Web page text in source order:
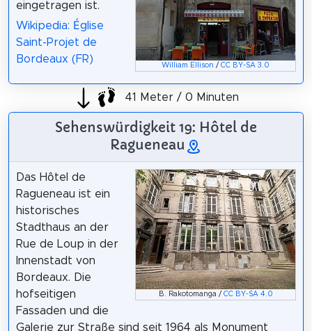
William Ellison /CC BY-SA 3.0
eingetragen ist.
Wikipedia: Église
Saint-Projet de
Bordeaux (FR)
41 Meter / 0 Minuten
Sehenswürdigkeit 19: Hôtel de
Ragueneau
B. Rakotomanga / CC BY-SA 4.0
Das Hôtel de
Ragueneau ist ein
historisches
Stadthaus an der
Rue de Loup in der
Innenstadt von
Bordeaux. Die
hofseitigen
Fassaden und die
Galerie zur Straße sind seit 1964 als Monument